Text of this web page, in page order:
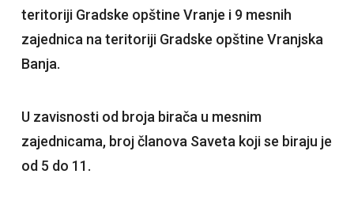
teritoriji Gradske opštine Vranje i 9 mesnih
zajednica na teritoriji Gradske opštine Vranjska
Banja.
U zavisnosti od broja birača u mesnim
zajednicama, broj članova Saveta koji se biraju je
od 5 do 11.